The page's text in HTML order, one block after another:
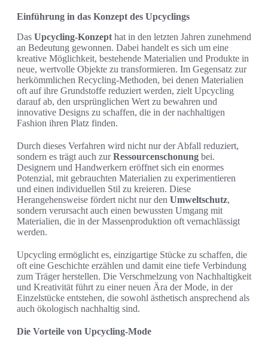
Einführung in das Konzept des Upcyclings
Das Upcycling-Konzept hat in den letzten Jahren zunehmend
an Bedeutung gewonnen. Dabei handelt es sich um eine
kreative Möglichkeit, bestehende Materialien und Produkte in
neue, wertvolle Objekte zu transformieren. Im Gegensatz zur
herkömmlichen Recycling-Methoden, bei denen Materialien
oft auf ihre Grundstoffe reduziert werden, zielt Upcycling
darauf ab, den ursprünglichen Wert zu bewahren und
innovative Designs zu schaffen, die in der nachhaltigen
Fashion ihren Platz finden.
Durch dieses Verfahren wird nicht nur der Abfall reduziert,
sondern es trägt auch zurRessourcenschonung bei.
Designern und Handwerkern eröffnet sich ein enormes
Potenzial, mit gebrauchten Materialien zu experimentieren
und einen individuellen Stil zu kreieren. Diese
Herangehensweise fördert nicht nur den Umweltschutz,
sondern verursacht auch einen bewussten Umgang mit
Materialien, die in der Massenproduktion oft vernachlässigt
werden.
Upcycling ermöglicht es, einzigartige Stücke zu schaffen, die
oft eine Geschichte erzählen und damit eine tiefe Verbindung
zum Träger herstellen. Die Verschmelzung von Nachhaltigkeit
und Kreativität führt zu einer neuen Ära der Mode, in der
Einzelstücke entstehen, die sowohl ästhetisch ansprechend als
auch ökologisch nachhaltig sind.
Die Vorteile von Upcycling-Mode